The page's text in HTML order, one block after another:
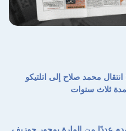
نسخ الرابط
محمد صلاح إلى اتلتيكو
ثلاث سنوات